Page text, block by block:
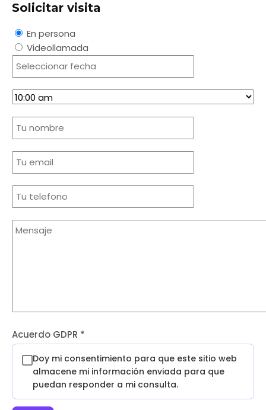
Solicitar visita
En persona
Videollamada
Acuerdo GDPR *
Doy mi consentimiento para que este sitio web
almacene mi información enviada para que
puedan responder a mi consulta.